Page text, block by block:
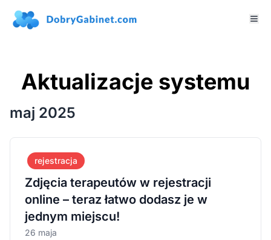
Aktualizacje systemu
maj 2025
rejestracja
Zdjęcia terapeutów w rejestracji
online – teraz łatwo dodasz je w
jednym miejscu!
26 maja